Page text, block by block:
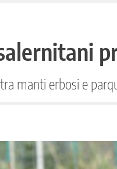
manti erbosi e